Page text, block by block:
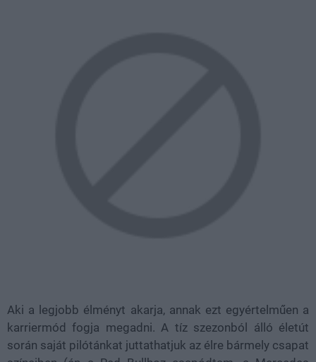
Aki a legjobb élményt akarja, annak ezt egyértelműen a
karriermód fogja megadni. A tíz szezonból álló életút
során saját pilótánkat juttathatjuk az élre bármely csapat